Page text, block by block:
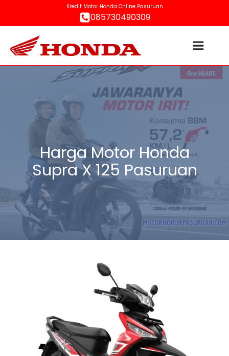
Kredit Motor Honda Online Pasuruan
085730490309
Harga Motor Honda
Supra X 125 Pasuruan